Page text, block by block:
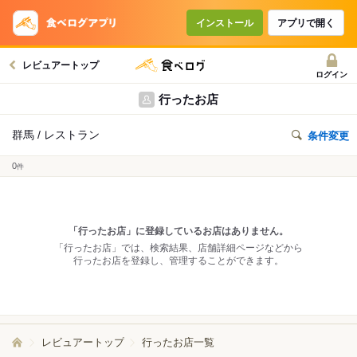
インストール アプリで開く
レビュアートップ
ログイン
行ったお店
群馬 / レストラン 条件変更
0件
「行ったお店」に登録しているお店はありません。
「行ったお店」では、検索結果、店舗詳細ページなどから
行ったお店を登録し、管理することができます。
レビュアートップ 行ったお店一覧